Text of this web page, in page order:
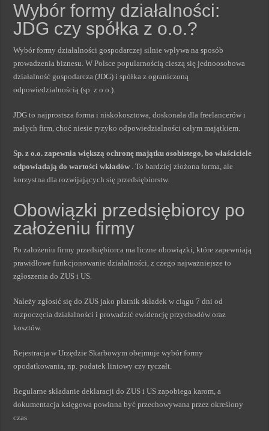
Wybór formy działalności:
JDG czy spółka z o.o.?
Wybór formy działalności gospodarczej silnie wpływa na sposób
prowadzenia biznesu. W Polsce popularnością cieszą się jednoosobowa
działalność gospodarcza (JDG) i spółka z ograniczoną
odpowiedzialnością (sp. z o.o.).
JDG to najprostsza forma i niskokosztowa, doskonała dla freelancerów i
małych firm, choć niesie ryzyko odpowiedzialności całym majątkiem.
Sp. z o.o. zapewnia większą ochronę majątku osobistego, bo właściciele
odpowiadają do wartości wkładów . To bardziej złożona forma, ale
korzystna dla rozwijających się przedsiębiorstw.
Obowiązki przedsiębiorcy po
założeniu firmy
Po założeniu firmy przedsiębiorca ma liczne obowiązki, które zapewniają
prawidłowe funkcjonowanie działalności, z czego najważniejsze to
zgłoszenia do ZUS i US.
Należy zgłosić się do ZUS jako płatnik składek w ciągu 7 dni od
rozpoczęcia działalności i prowadzić ewidencję przychodów oraz
kosztów.
Rejestracja w Urzędzie Skarbowym obejmuje wybór formy
opodatkowania, np. podatek liniowy czy ryczałt.
Regularne składanie deklaracji do ZUS i US zapobiega karom, a
dokumentacja księgowa powinna być przechowywana przez określony
czas.